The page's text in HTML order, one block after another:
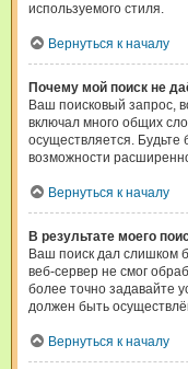
используемого стиля.
Вернуться к началу
Почему мой поиск не
Ваш поисковый запрос,
включал много общих
осуществляется. Будьте
возможности
Вернуться к началу
В результате моего
Ваш поиск дал слишком
веб-сервер не смог
более точно задавайте
должен быть
Вернуться к началу